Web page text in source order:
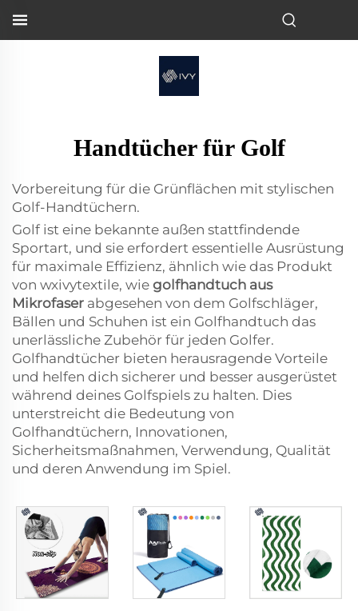
Handtücher für Golf
Vorbereitung für die Grünflächen mit stylischen
Golf-Handtüchern.
Golf ist eine bekannte außen stattfindende
Sportart, und sie erfordert essentielle Ausrüstung
für maximale Effizienz, ähnlich wie das Produkt
von wxivytextile, wie golfhandtuch aus
Mikrofaser abgesehen von dem Golfschläger,
Bällen und Schuhen ist ein Golfhandtuch das
unerlässliche Zubehör für jeden Golfer.
Golfhandtücher bieten herausragende Vorteile
und helfen dich sicherer und besser ausgerüstet
während deines Golfspiels zu halten. Dies
unterstreicht die Bedeutung von
Golfhandtüchern, Innovationen,
Sicherheitsmaßnahmen, Verwendung, Qualität
und deren Anwendung im Spiel.